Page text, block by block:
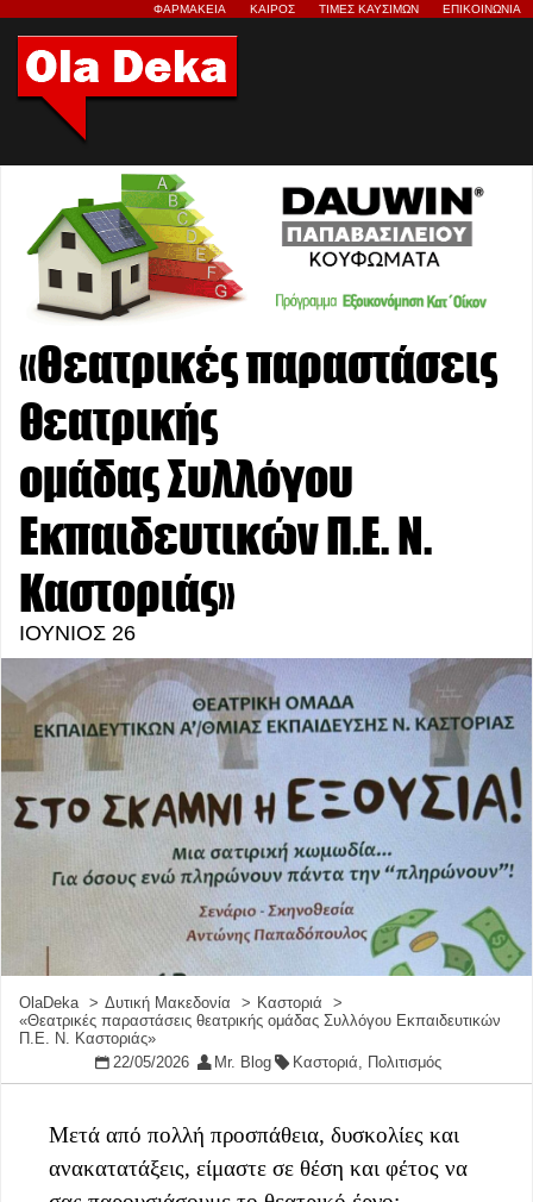
ΦΑΡΜΑΚΕΙΑ ΚΑΙΡΟΣ ΤΙΜΕΣ ΚΑΥΣΙΜΩΝ ΕΠΙΚΟΙΝΩΝΙΑ
«Θεατρικές παραστάσεις
θεατρικής
ομάδας Συλλόγου
Εκπαιδευτικών Π.Ε. Ν.
Καστοριάς»
ΙΟΥΝΙΟΣ 26
OlaDeka Δυτική Μακεδονία
Καστοριά
«Θεατρικές παραστάσεις θεατρικής ομάδας Συλλόγου Εκπαιδευτικών
Π.Ε. Ν. Καστοριάς»
22/05/2026
Mr. Blog Καστοριά, Πολιτισμός
Μετά από πολλή προσπάθεια, δυσκολίες και
ανακατατάξεις, είμαστε σε θέση και φέτος να